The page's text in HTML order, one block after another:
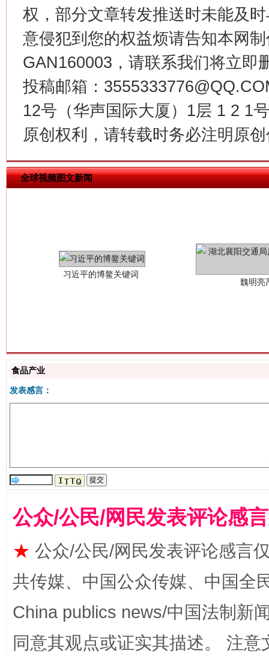
权，部分文章转发推送时未能及
意侵犯到您的权益烦请告知本网
GAN160003，请联系我们将立即
投稿邮箱：
12号（华声国际大厦）1层 1 2 1
原创权利，请转载时务必注明原
全球视频图文新闻
在谋一域中谋全局
今
揭批美国五大"原罪" "炒
食品产业
发表感言：
公众/公民/网民发表评论感
★ 公众/公民/网民发表评论感言
共传媒、中国公众传媒、中国全
China publics news/中国法制新
同意其观点或证实其描述。 注